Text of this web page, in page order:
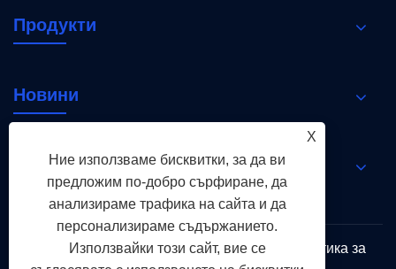
Продукти
Новини
Свържете се с нас
Sitemap RSS XML
Политика за
X
Ние използваме бисквитки, за да ви
предложим по-добро сърфиране, да
анализираме трафика на сайта и да
персонализираме съдържанието.
Използвайки този сайт, вие се